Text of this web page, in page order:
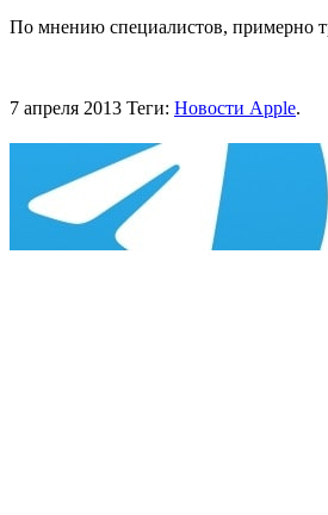
По мнению специалистов, примерно
7 апреля 2013 Теги: Новости Apple.